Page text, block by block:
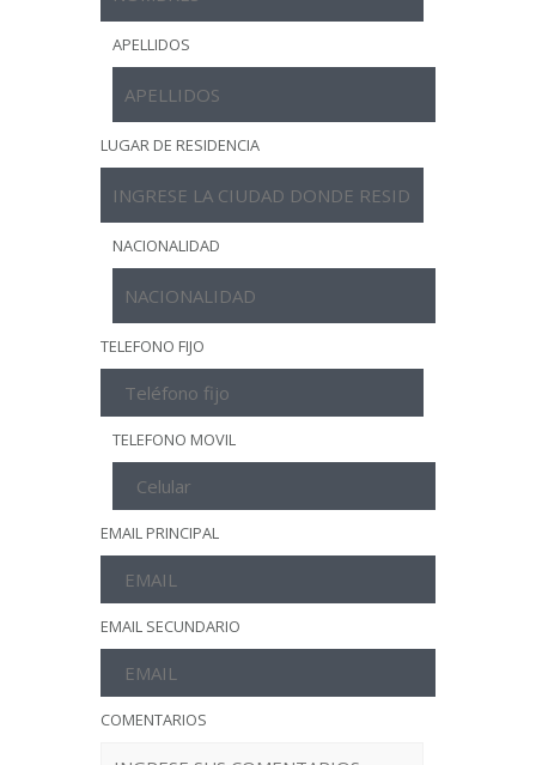
APELLIDOS
LUGAR DE RESIDENCIA
NACIONALIDAD
TELEFONO FIJO
TELEFONO MOVIL
EMAIL PRINCIPAL
EMAIL SECUNDARIO
COMENTARIOS